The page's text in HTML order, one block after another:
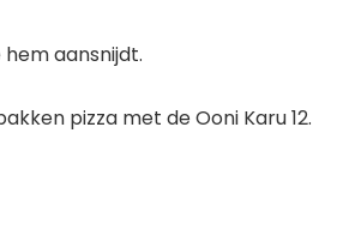
aansnijdt.
pizza met de Ooni Karu 12.